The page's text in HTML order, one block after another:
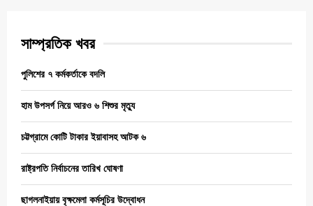
সাম্প্রতিক খবর
পুলিশের ৭ কর্মকর্তাকে বদলি
হাম উপসর্গ নিয়ে আরও ৬ শিশুর মৃত্যু
চট্টগ্রামে কোটি টাকার ইয়াবাসহ আটক ৬
রাষ্ট্রপতি নির্বাচনের তারিখ ঘোষণা
ছাগলনাইয়ায় বৃক্ষমেলা কর্মসূচির উদ্বোধন